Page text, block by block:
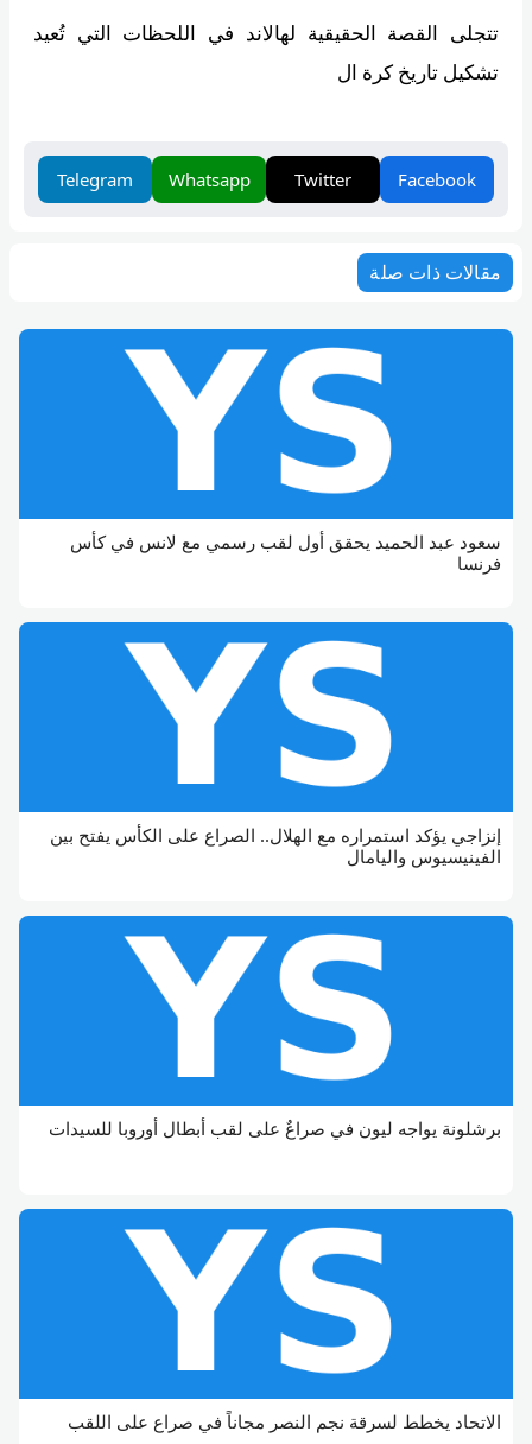
تتجلى القصة الحقيقية لهالاند في اللحظات التي تُعيد
تشكيل تاريخ كرة ال
Facebook
Twitter
Whatsapp
Telegram
مقالات ذات صلة
سعود عبد الحميد يحقق أول لقب رسمي مع لانس في كأس
فرنسا
إنزاجي يؤكد استمراره مع الهلال.. الصراع على الكأس يفتح بين
الفينيسيوس واليامال
برشلونة يواجه ليون في صراعٌ على لقب أبطال أوروبا للسيدات
الاتحاد يخطط لسرقة نجم النصر مجاناً في صراع على اللقب